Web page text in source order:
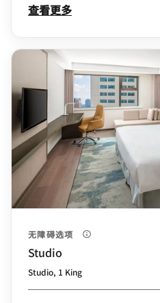
查看更多
无障碍选项
Studio
Studio, 1 King